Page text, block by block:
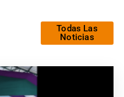
Todas Las
Noticias